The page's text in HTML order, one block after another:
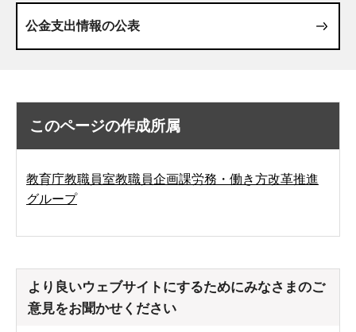
公金支出情報の公表
このページの作成所属
教育庁教職員室教職員企画課労務・働き方改革推進
グループ
より良いウェブサイトにするためにみなさまのご
意見をお聞かせください